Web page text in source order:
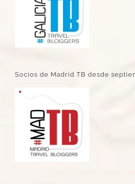
Socios de Madrid TB desde